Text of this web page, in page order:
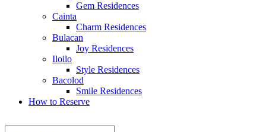
Gem Residences
Cainta
Charm Residences
Bulacan
Joy Residences
Iloilo
Style Residences
Bacolod
Smile Residences
How to Reserve